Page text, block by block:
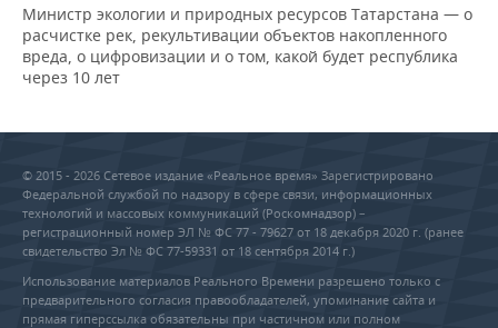
Министр экологии и природных ресурсов Татарстана — о
расчистке рек, рекультивации объектов накопленного
вреда, о цифровизации и о том, какой будет республика
через 10 лет
© 2015 - 2026 Сетевое издание «Реальное время» Зарегистрировано
Федеральной службой по надзору в сфере связи, информационных
технологий и массовых коммуникаций (Роскомнадзор) –
регистрационный номер ЭЛ № ФС 77 - 79627 от 18 декабря 2020 г. (ранее
свидетельство Эл № ФС 77-59331 от 18 сентября 2014 г.)
Использование материалов Реального Времени разрешено только с
предварительного согласия правообладателей, упоминание сайта и
прямая гиперссылка обязательны при частичном или полном